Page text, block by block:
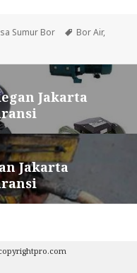
Sumur Bor Tags
Bor Air,
Jakarta
Jakarta